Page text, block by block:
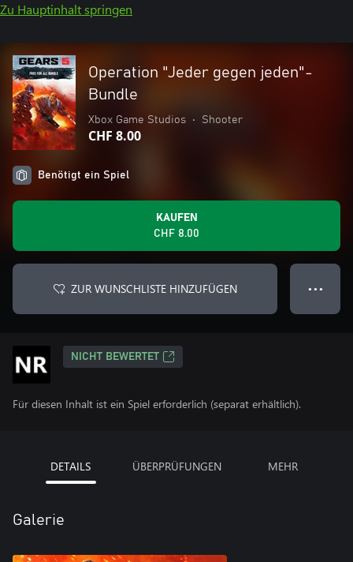
Zu Hauptinhalt springen
Operation "Jeder gegen jeden"-
Bundle
Xbox Game Studios • Shooter
CHF 8.00
Benötigt ein Spiel
KAUFEN
CHF 8.00
ZUR WUNSCHLISTE HINZUFÜGEN ● ● ●
NICHT BEWERTET
Für diesen Inhalt ist ein Spiel erforderlich (separat erhältlich).
DETAILS ÜBERPRÜFUNGEN MEHR
Galerie